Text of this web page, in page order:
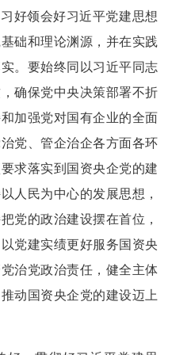
好领会好习近平党建思想
础和理论渊源，并在实践
。要始终同以习近平同志
确保党中央决策部署不折
加强党对国有企业的全面
党、管企治企各方面各环
求落实到国资央企党的建
人民为中心的发展思想，
党的政治建设摆在首位，
党建实绩更好服务国资央
治党政治责任，健全主体
动国资央企党的建设迈上